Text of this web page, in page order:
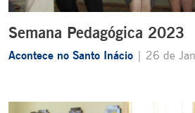
Semana Pedagógica 2023
Acontece no Santo Inácio | 26 de